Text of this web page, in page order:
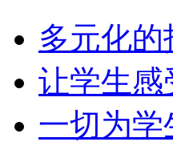
多元化
让学生感
一切为